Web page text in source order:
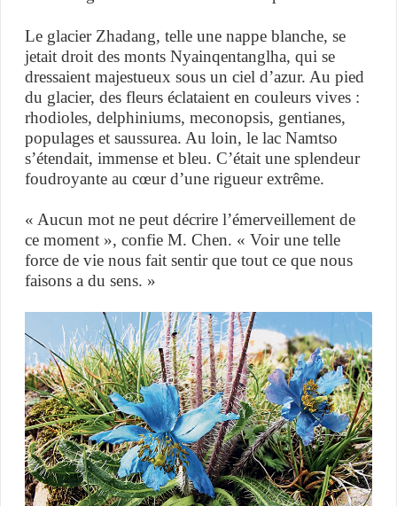
Le glacier Zhadang, telle une nappe blanche, se
jetait droit des monts Nyainqentanglha, qui se
dressaient majestueux sous un ciel d’azur. Au pied
du glacier, des fleurs éclataient en couleurs vives :
rhodioles, delphiniums, meconopsis, gentianes,
populages et saussurea. Au loin, le lac Namtso
s’étendait, immense et bleu. C’était une splendeur
foudroyante au cœur d’une rigueur extrême.
« Aucun mot ne peut décrire l’émerveillement de
ce moment », confie M. Chen. « Voir une telle
force de vie nous fait sentir que tout ce que nous
faisons a du sens. »